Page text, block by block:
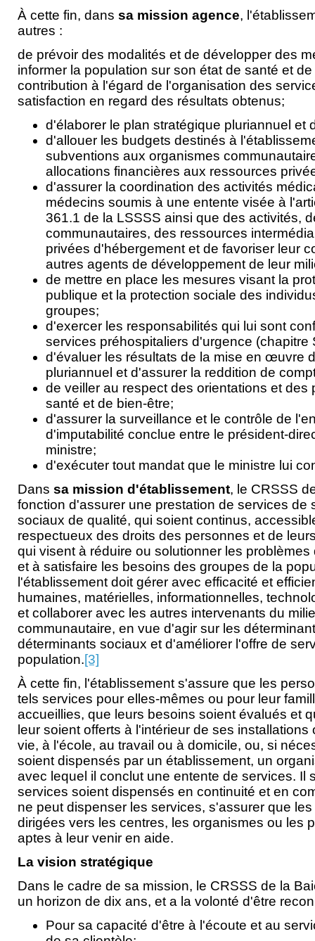
À cette fin, dans sa mission agence,
autres :
de prévoir des modalités et de développer des
informer la population sur son état de santé et
contribution à l'égard de l'organisation des
satisfaction en regard des résultats obtenus;
d'élaborer le plan stratégique pluriannuel et
d'allouer les budgets destinés à
subventions aux organismes
allocations financières aux ressources
d'assurer la coordination des activités
médecins soumis à une entente visée à
361.1 de la LSSSS ainsi que des activités,
communautaires, des ressources
privées d'hébergement et de favoriser leur
autres agents de développement de leur
de mettre en place les mesures visant la
publique et la protection sociale des
groupes;
d'exercer les responsabilités qui lui sont
services préhospitaliers d'urgence (chapitre
d'évaluer les résultats de la mise en œuvre
pluriannuel et d'assurer la reddition de
de veiller au respect des orientations et des
santé et de bien-être;
d'assurer la surveillance et le contrôle de
d'imputabilité conclue entre le président-
ministre;
d'exécuter tout mandat que le ministre lui
Dans sa mission d'établissement, le CRSSS
fonction d'assurer une prestation de services de
sociaux de qualité, qui soient continus,
respectueux des droits des personnes et de
qui visent à réduire ou solutionner les
et à satisfaire les besoins des groupes de la
l'établissement doit gérer avec efficacité et
humaines, matérielles, informationnelles,
et collaborer avec les autres intervenants du
communautaire, en vue d'agir sur les
déterminants sociaux et d'améliorer l'offre de
population.[3]
À cette fin, l'établissement s'assure que les
tels services pour elles-mêmes ou pour leur
accueillies, que leurs besoins soient évalués et
leur soient offerts à l'intérieur de ses
vie, à l'école, au travail ou à domicile, ou, si
soient dispensés par un établissement, un
avec lequel il conclut une entente de services. Il
services soient dispensés en continuité et en
ne peut dispenser les services, s'assurer que
dirigées vers les centres, les organismes ou les
aptes à leur venir en aide.
La vision stratégique
Dans le cadre de sa mission, le CRSSS de la
un horizon de dix ans, et a la volonté d'être
Pour sa capacité d'être à l'écoute et au